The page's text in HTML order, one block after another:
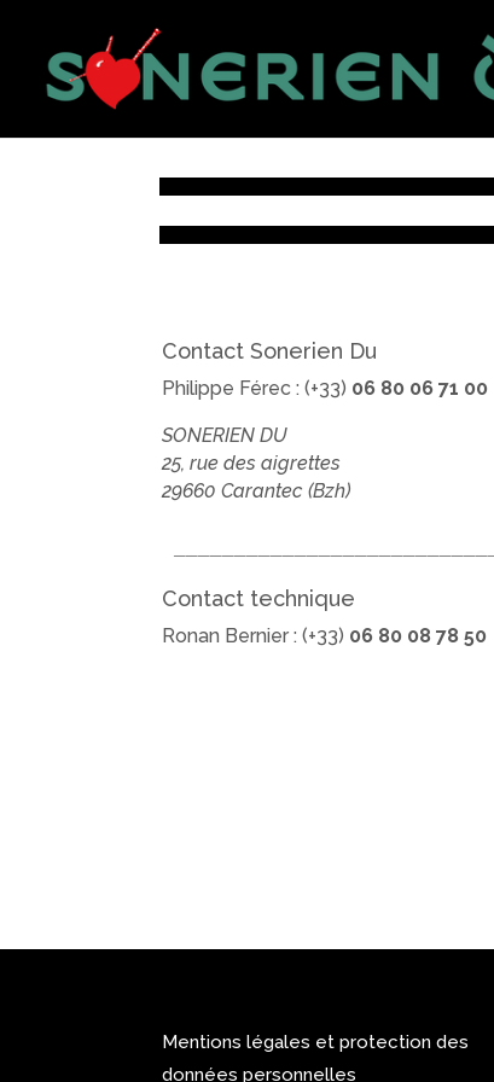
Contact Sonerien Du
Philippe Férec : (+33) 06 80 06 71 00
SONERIEN DU
25, rue des aigrettes
29660 Carantec (Bzh)
Contact technique
Ronan Bernier : (+33) 06 80 08 78 50
Mentions légales et protection des
données personnelles